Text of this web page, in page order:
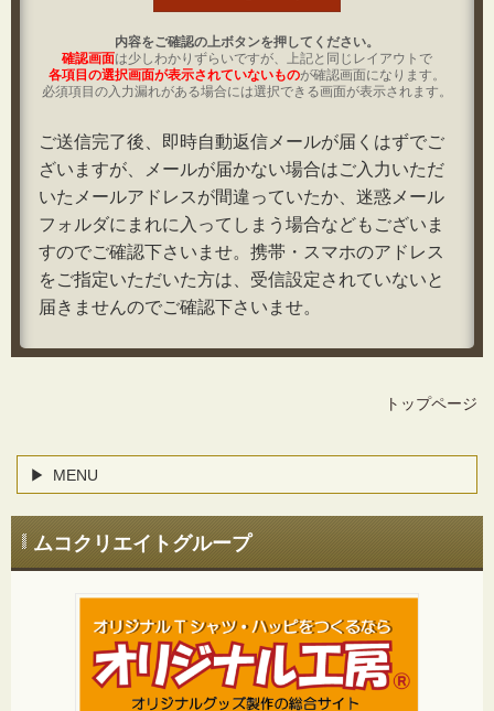
内容をご確認の上ボタンを押してください。
確認画面は少しわかりずらいですが、上記と同じレイアウトで
各項目の選択画面が表示されていないものが確認画面になります。
必須項目の 入力漏れがある場合には選択できる画面が表示されます。
ご送信完了後、即時自動返信メールが届くはずでご
ざいますが、メールが届かない場合はご入力いただ
いたメールアドレスが間違っていたか、迷惑メール
フォルダにまれに入ってしまう場合などもございま
すのでご確認下さいませ。携帯・スマホのアドレス
をご指定いただいた方は、受信設定されていないと
届きませんのでご確認下さいませ。
トップページ
MENU
ムコクリエイトグループ